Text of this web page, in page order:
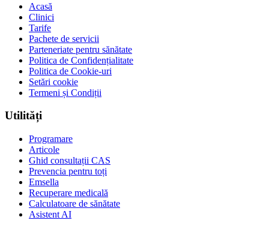
Acasă
Clinici
Tarife
Pachete de servicii
Parteneriate pentru sănătate
Politica de Confidențialitate
Politica de Cookie-uri
Setări cookie
Termeni și Condiții
Utilități
Programare
Articole
Ghid consultații CAS
Prevencia pentru toți
Emsella
Recuperare medicală
Calculatoare de sănătate
Asistent AI